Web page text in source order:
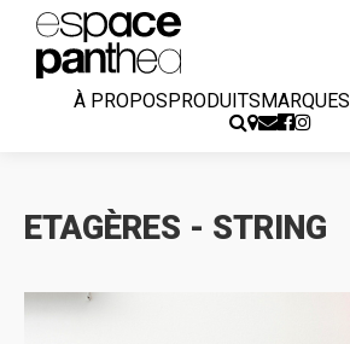
À PROPOSPRODUITSMARQUES
ETAGÈRES - STRING